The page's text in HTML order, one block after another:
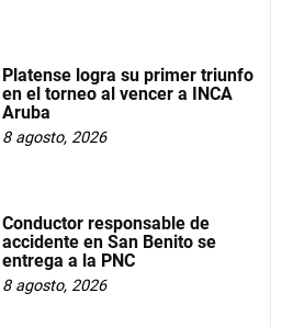
Platense logra su primer triunfo
en el torneo al vencer a INCA
Aruba
8 agosto, 2026
Conductor responsable de
accidente en San Benito se
entrega a la PNC
8 agosto, 2026